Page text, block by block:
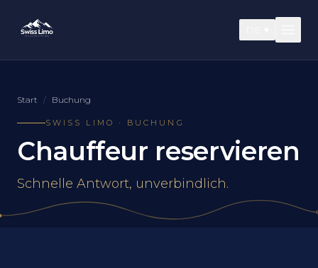
Start / Buchung
SWISS LIMO · BUCHUNG
Chauffeur reservieren
Schnelle Antwort, unverbindlich.